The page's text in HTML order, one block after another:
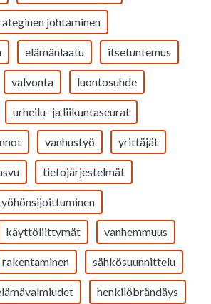
johtaminen
elämänlaatu itsetuntemus
valvonta luontosuhde
urheilu- ja liikuntaseurat
vanhustyö yrittäjät
tietojärjestelmät
käyttöliittymät vanhemmuus
rakentaminen sähkösuunnittelu
henkilöbrändäys